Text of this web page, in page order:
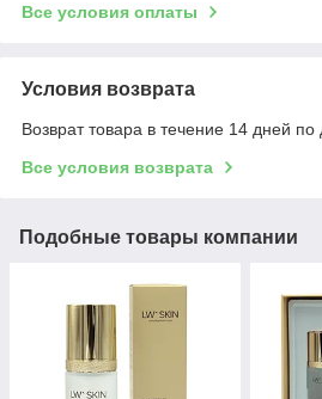
Все условия оплаты
Условия возврата
Возврат товара в течение 14 дней по
Все условия возврата
Подобные товары компании